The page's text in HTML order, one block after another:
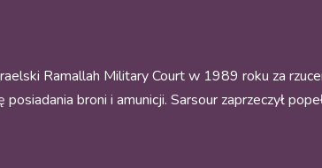
Ramallah Military Court w 1989 roku za
broni i amunicji. Sarsour zaprzeczył